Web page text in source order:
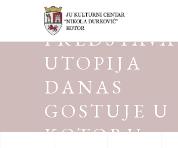
PREDSTAVA
UTOPIJA
DANAS
GOSTUJE U
KOTORU